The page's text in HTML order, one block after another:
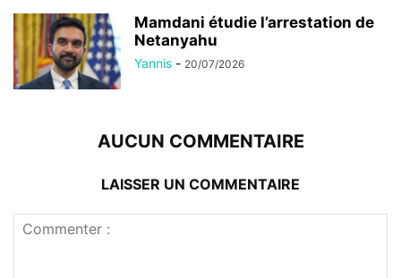
Mamdani étudie l’arrestation de
Netanyahu
Yannis - 20/07/2026
AUCUN COMMENTAIRE
LAISSER UN COMMENTAIRE